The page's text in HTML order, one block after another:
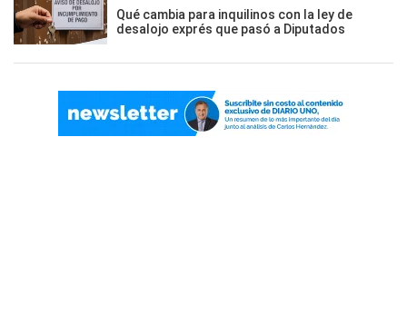
Qué cambia para inquilinos con la ley de
desalojo exprés que pasó a Diputados